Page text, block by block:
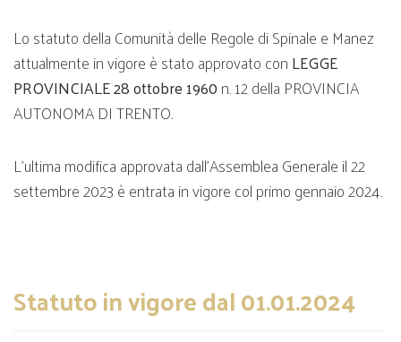
Lo statuto della Comunità delle Regole di Spinale e Manez
attualmente in vigore è stato approvato conLEGGE
PROVINCIALE 28 ottobre 1960n. 12 della PROVINCIA
AUTONOMA DI TRENTO.
L'ultima modifica approvata dall'Assemblea Generale il 22
settembre 2023 è entrata in vigore col primo gennaio 2024.
Statuto in vigore dal 01.01.2024